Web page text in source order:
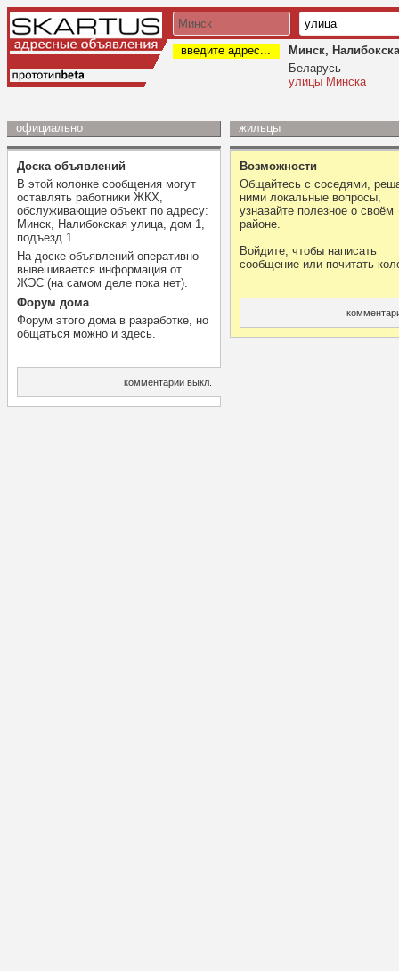
введите адрес...
Минск,
Беларусь
улицы Минска
официально
Доска объявлений
В этой колонке сообщения могут
оставлять работники ЖКХ,
обслуживающие объект по адресу:
Минск, Налибокская улица, дом 1,
подъезд 1.
На доске объявлений оперативно
вывешивается информация от
ЖЭС (на самом деле пока нет).
Форум дома
Форум этого дома в разработке, но
общаться можно и здесь.
комментарии выкл.
жильцы
Возможности
Общайтесь с соседями,
ними локальные вопросы,
узнавайте полезное о своём
районе.
Войдите, чтобы написать
сообщение или почитать